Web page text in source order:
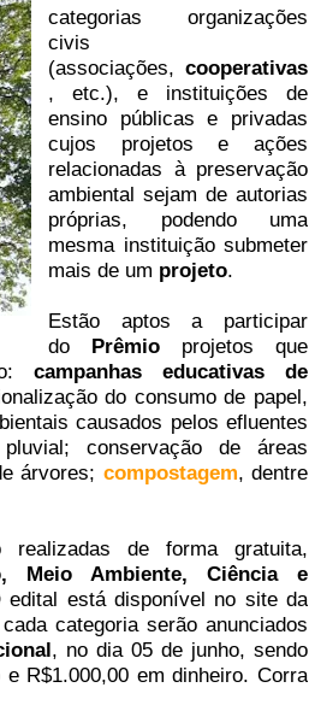
categorias organizações
civis
(associações, cooperativas
, etc.), e instituições de
ensino públicas e privadas
cujos projetos e ações
relacionadas à preservação
ambiental sejam de autorias
próprias, podendo uma
mesma instituição submeter
mais de um projeto.
Estão aptos a participar
do Prêmio projetos que
campanhas educativas de
do consumo de papel,
causados pelos efluentes
conservação de áreas
árvores; compostagem, dentre
realizadas de forma gratuita,
Meio Ambiente, Ciência e
está disponível no site da
categoria serão anunciados
, no dia 05 de junho, sendo
R$1.000,00 em dinheiro. Corra